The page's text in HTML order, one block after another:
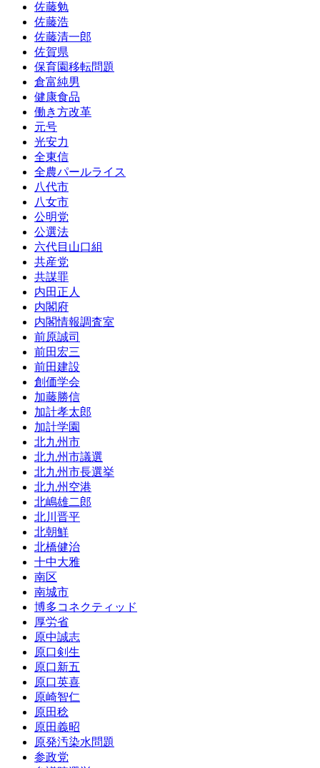
佐藤勉
佐藤浩
佐藤清一郎
佐賀県
保育園移転問題
倉富純男
健康食品
働き方改革
元号
光安力
全東信
全農パールライス
八代市
八女市
公明党
公選法
六代目山口組
共産党
共謀罪
内田正人
内閣府
内閣情報調査室
前原誠司
前田宏三
前田建設
創価学会
加藤勝信
加計孝太郎
加計学園
北九州市
北九州市議選
北九州市長選挙
北九州空港
北嶋雄二郎
北川晋平
北朝鮮
北橋健治
十中大雅
南区
南城市
博多コネクティッド
厚労省
原中誠志
原口剣生
原口新五
原口英喜
原崎智仁
原田稔
原田義昭
原発汚染水問題
参政党